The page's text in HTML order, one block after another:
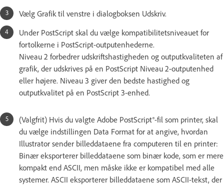
Vælg Grafik til venstre i dialogboksen Udskriv.
Under PostScript skal du vælge kompatibilitetsniveauet for
fortolkerne i PostScript-outputenhederne.
Niveau 2 forbedrer udskriftshastigheden og outputkvaliteten af
grafik, der udskrives på en PostScript Niveau 2-outputenhed
eller højere. Niveau 3 giver den bedste hastighed og
outputkvalitet på en PostScript 3-enhed.
(Valgfrit) Hvis du valgte Adobe PostScript®-fil som printer, skal
du vælge indstillingen Data Format for at angive, hvordan
Illustrator sender billeddataene fra computeren til en printer:
Binær eksporterer billeddataene som binær kode, som er mere
kompakt end ASCII, men måske ikke er kompatibel med alle
systemer. ASCII eksporterer billeddataene som ASCII-tekst, der